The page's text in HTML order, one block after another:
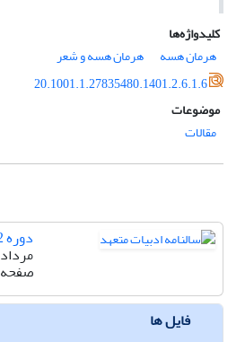
کلیدواژه‌ها
هرمان هسه
هرمان هسه و شعر
20.1001.1.27835480.1401.2.6.1.6
موضوعات
مقالات
دوره 2، شماره 6
مرداد 1401
صفحه
فایل ها